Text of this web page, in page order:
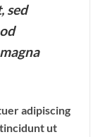
sed
adipiscing
ut